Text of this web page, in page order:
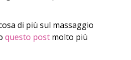
di più sul massaggio
questo post molto più